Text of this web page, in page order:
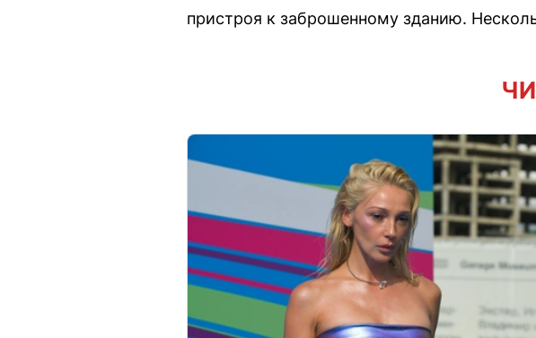
пристроя к заброшенному зданию.